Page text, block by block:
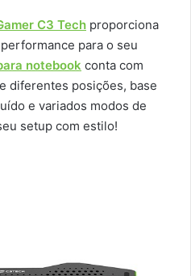
C3 Tech proporciona
para o seu
notebook conta com
diferentes posições, base
e variados modos de
setup com estilo!